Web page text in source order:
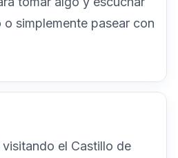
o simplemente pasear con
visitando el Castillo de